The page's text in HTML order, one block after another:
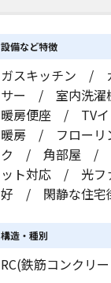
設備など特徴
ガスキッチン /
サー / 室内洗
暖房便座 / TV
暖房 / フロー
ク / 角部屋 /
ット対応 / 光フ
好 / 閑静な住宅
構造・種別
RC(鉄筋コンクリ